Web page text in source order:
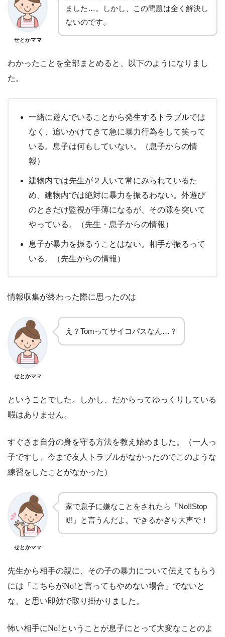
せとかママ
ました…。しかし、この問題は全く解決し
ないのです。
わかったことを全部まとめると、以下のようになりまし
た。
一緒に遊んでいることから発生するトラブルでは
なく、追いかけてきて急に暴力行為をして笑って
いる。息子は何もしていない。（息子からの情
報）
建物内では先生が２人いて常にみられているた
め、建物内では絶対に暴力を振るわない。外遊び
のときだけ監視が手薄になるが、その隙を突いて
やっている。（先生・息子からの情報）
息子が暴力を振るうことはない。相手が振るって
いる。（先生からの情報）
情報収集が終わった際に思ったのは
せとかママ
え？Tomってサイコパスなん…？
ということでした。しかし、だからってゆっくりしている
暇はありません。
すぐさま自分の身を守る方法を教え始めました。（一人っ
子ですし、今まで友人トラブルがなかったのでこのような
練習をしたことがなかった）
せとかママ
家で息子に嫌なことをされたら「No!!Stop
it!!」と言うんだよ。できるかぎり大声で！
先生から相手の親に、その子の暴力について伝えてもらう
には「こちらがNo!と言ってもやめない場合」でないと
な、と思い即効で取り掛かりました。
怖い相手にNo!ということが息子にとって大変なことのよ